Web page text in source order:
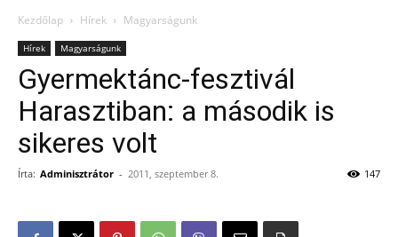
Kezdőlap Hírek Magyarságunk
Hírek Magyarságunk
Gyermektánc-fesztivál
Harasztiban: a második is
sikeres volt
Írta: Adminisztrátor - 2011, szeptember 8. 147